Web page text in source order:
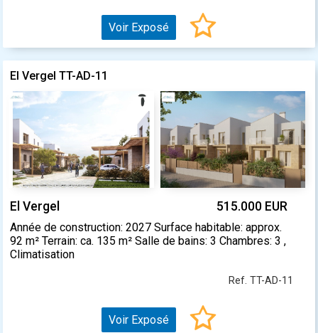
Voir Exposé
El Vergel TT-AD-11
El Vergel 515.000 EUR
Année de construction: 2027 Surface habitable: approx.
92 m² Terrain: ca. 135 m² Salle de bains: 3 Chambres: 3 ,
Climatisation
Ref. TT-AD-11
Voir Exposé